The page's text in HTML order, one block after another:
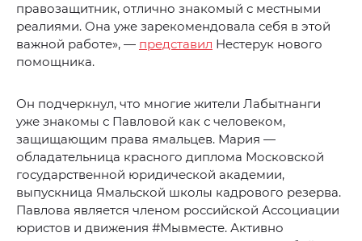
правозащитник, отлично знакомый с местными
реалиями. Она уже зарекомендовала себя в этой
важной работе», — представил Нестерук нового
помощника.
Он подчеркнул, что многие жители Лабытнанги
уже знакомы с Павловой как с человеком,
защищающим права ямальцев. Мария —
обладательница красного диплома Московской
государственной юридической академии,
выпускница Ямальской школы кадрового резерва.
Павлова является членом российской Ассоциации
юристов и движения #Мывместе. Активно